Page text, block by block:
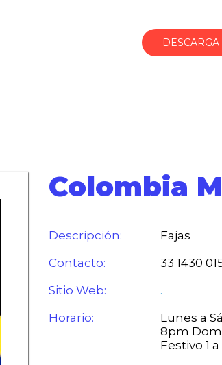
Colombia
Descripción:
Fajas
Contacto:
33 1430
Sitio Web:
.
Horario:
Lunes a
8pm
Festivo 1